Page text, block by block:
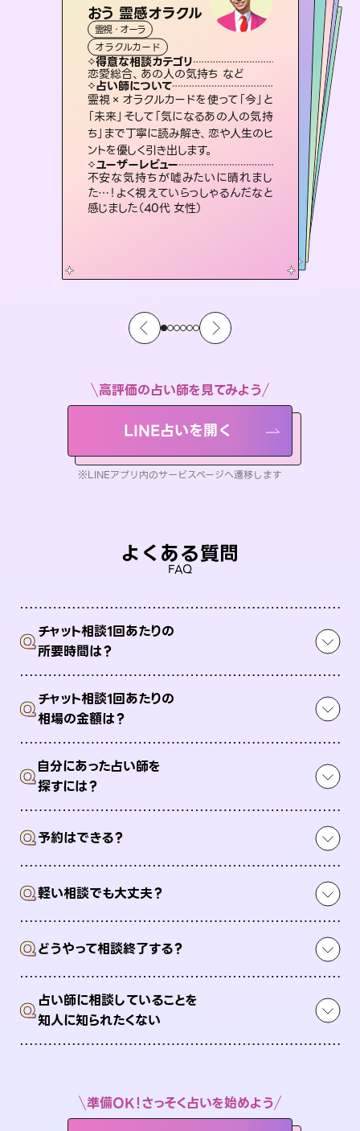
おう 霊感オラクル
霊視・オーラ
オラクルカード
得意な相談カテゴリ
恋愛総合、あの人の気持ち など
占い師について
霊視×オラクルカードを使って「今」と
「未来」そして「気になるあの人の気持
ち」まで丁寧に読み解き、恋や人生のヒ
ントを優しく引き出します。
ユーザーレビュー
不安な気持ちが嘘みたいに晴れまし
た…！よく視えていらっしゃるんだなと
感じました（40代 女性）
アイリス -iris-
西洋占星術
ルーン
得意な相談カテゴリ
恋愛総合、片想い、二人の未来 など
占い師について
復縁、恋愛、不倫の行方、同性愛や片
思い、仕事関係や借金問題まで知りた
いことや心の負担になっていることを
紐解き、背中をそっと押して導きます。
ユーザーレビュー
安心感のあり、言い切ってくれる所や濁
さない鑑定のおかげで、毎回自分の気
持ちを整えられます（30代 男性）
彗望
霊視・オーラ
スピリチュアル・リーディング
得意な相談カテゴリ
片想い、あの人の気持ち、復縁 など
占い師について
3,700年以上の歴史を持つ東洋最古の
占術「易占」で詳細まで占い、幸せへ向
かう道筋を示します。厳しい結果にも具
体的な対策をお伝えします。
ユーザーレビュー
複雑な背景もしっかり聞いて鑑定して
いただけました。気持ちが楽になりまし
た（50代 女性）
とうげんみう
霊視・オーラ
スピリチュアル・リーディング
得意な相談カテゴリ
片想い、あの人の気持ち、復縁 など
占い師について
恋愛のお悩みの中でも特に「曖昧な関係」の相談を得意としており、友達以上恋人未満なお相手との今後や本音を丁寧に読み解き恋愛成就へと導きます。
ユーザーレビュー
鑑定していただいてアドバイス通りに行
動すると仲が復活してきました。ありが
とうございました（40代 女性）
未来視師＊花
スピリチュアル・リーディング
得意な相談カテゴリ
出逢い、片想い、復縁 など
占い師について
未来には何パターンもの選択肢があり
ます。不安で視えにくくなっているあな
たの素敵な未来を見つけ、その未来を
選択できるようアドバイスします。
ユーザーレビュー
職場の人の性質や人間関係、本心など
本当によく視えていてびっくり。対策が
打てて前向きになれます（40代）
霊視・オーラ タロット
スピリチュアル・リーディング
得意な相談カテゴリ
片想い、二人の未来、年の差 など
占い師について
連絡再開、復縁、成就などの報告実績
多数。セラピストとして2万超の施術経
験があるからこそできる鑑定で、より良
い未来をサポートします。
ユーザーレビュー
とても心温まる鑑定でした。しかもこち
らは何も言っていないのに視えていらっ
しゃるんだなと驚きです（30代女性）
高評価の占い師を見てみよう
LINE占いを開く
※LINEアプリ内のサービスページへ遷移します
よくある質問
FAQ
Qチャット相談1回あたりの
所要時間は？
Qチャット相談1回あたりの
相場の金額は？
Q自分にあった占い師を
探すには？
Q予約はできる？
Q軽い相談でも大丈夫？
Qどうやって相談終了する？
Q占い師に相談していることを
知人に知られたくない
準備OK！さっそく占いを始めよう